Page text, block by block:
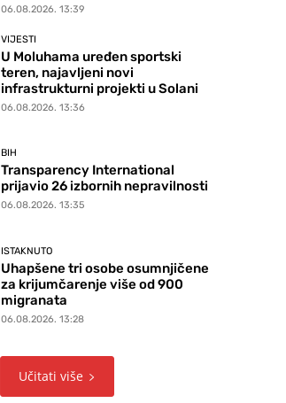
06.08.2026. 13:39
VIJESTI
U Moluhama uređen sportski
teren, najavljeni novi
infrastrukturni projekti u Solani
06.08.2026. 13:36
BIH
Transparency International
prijavio 26 izbornih nepravilnosti
06.08.2026. 13:35
ISTAKNUTO
Uhapšene tri osobe osumnjičene
za krijumčarenje više od 900
migranata
06.08.2026. 13:28
Učitati više